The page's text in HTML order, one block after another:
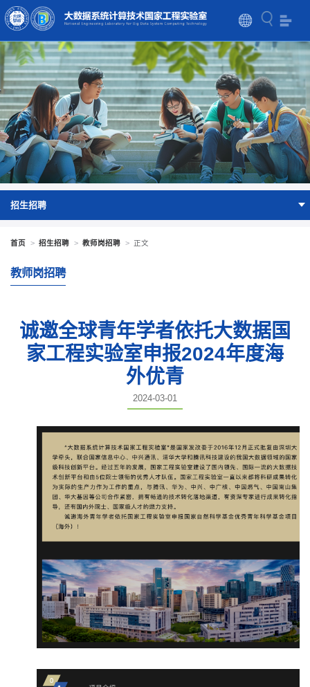
招生招聘
首页 > 招生招聘 > 教师岗招聘 > 正文
教师岗招聘
诚邀全球青年学者依托大数据国
家工程实验室申报2024年度海
外优青
2024-03-01